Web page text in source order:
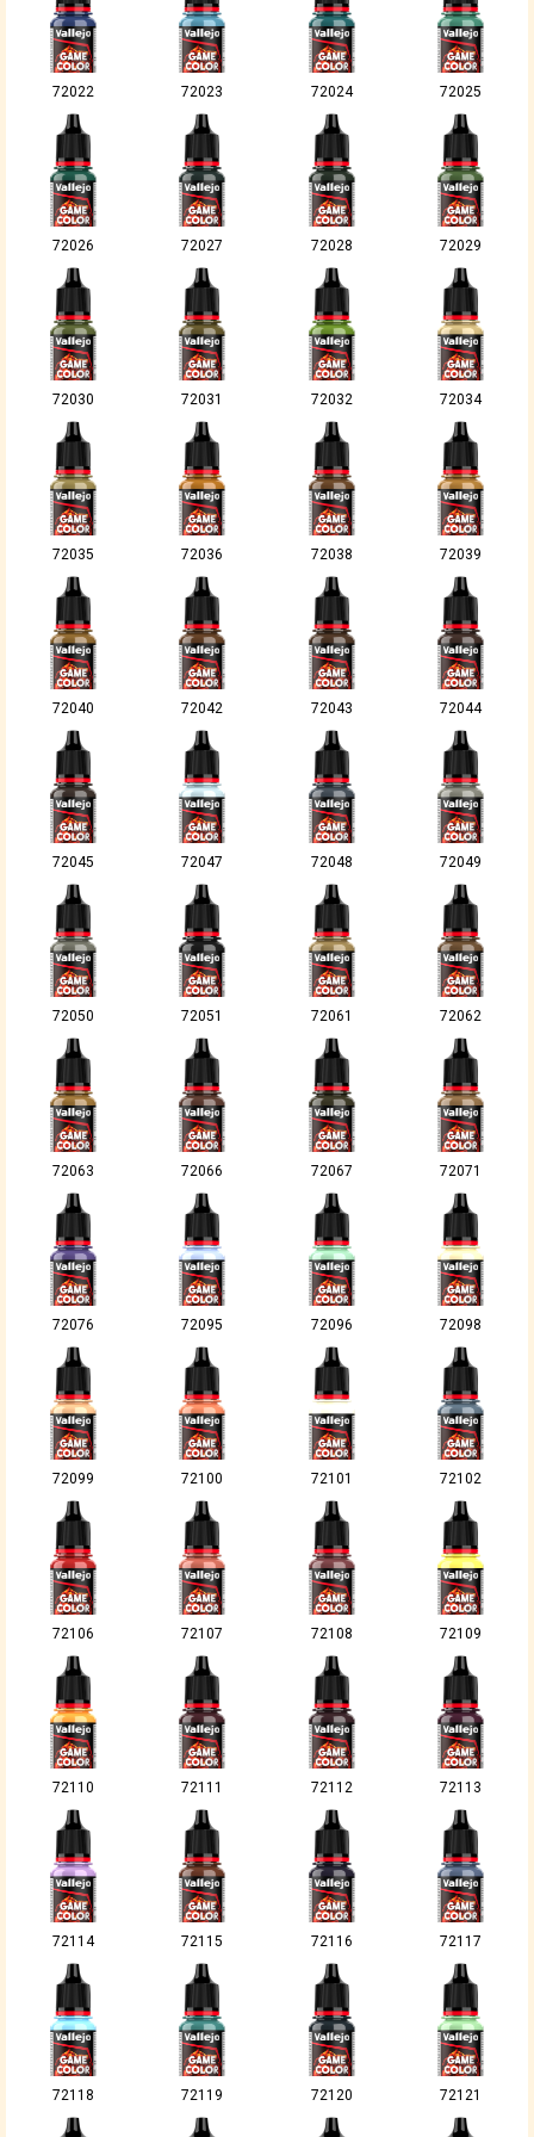
72022 72023 72024 72025
72026 72027 72028 72029
72030 72031 72032 72034
72035 72036 72038 72039
72040 72042 72043 72044
72045 72047 72048 72049
72050 72051 72061 72062
72063 72066 72067 72071
72076 72095 72096 72098
72099 72100 72101 72102
72106 72107 72108 72109
72110 72111 72112 72113
72114 72115 72116 72117
72118 72119 72120 72121